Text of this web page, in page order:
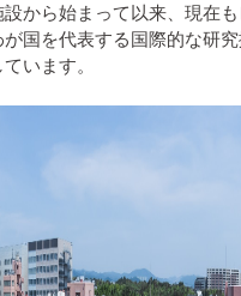
から始まって以来、現在
国を代表する国際的な研
います。